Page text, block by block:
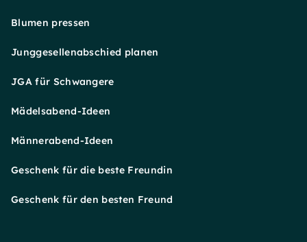
Blumen pressen
Junggesellenabschied planen
JGA für Schwangere
Mädelsabend-Ideen
Männerabend-Ideen
Geschenk für die beste Freundin
Geschenk für den besten Freund